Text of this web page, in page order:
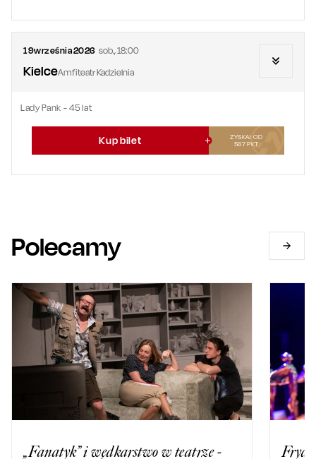
19września2026 sob.,18:00
KielceAmfiteatr Kadzielnia
Lady Pank - 45 lat
Kup bilet
ZYSKAJ OD
567PKT
Polecamy
„Fanatyk” i wędkarstwo w teatrze -